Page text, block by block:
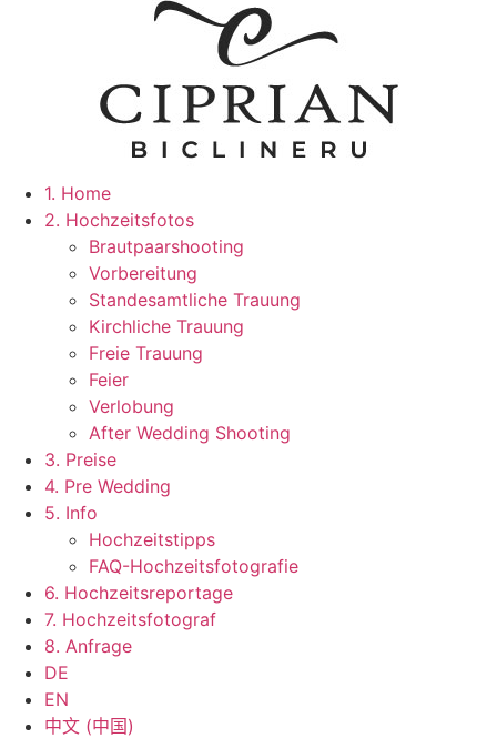
1. Home
2. Hochzeitsfotos
Brautpaarshooting
Vorbereitung
Standesamtliche Trauung
Kirchliche Trauung
Freie Trauung
Feier
Verlobung
After Wedding Shooting
3. Preise
4. Pre Wedding
5. Info
Hochzeitstipps
FAQ-Hochzeitsfotografie
6. Hochzeitsreportage
7. Hochzeitsfotograf
8. Anfrage
DE
EN
中文 (中国)